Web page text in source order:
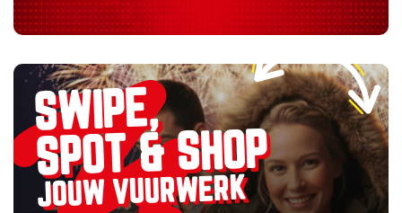
SWIPE,
SPOT & SHOP
JOUW VUURWERK